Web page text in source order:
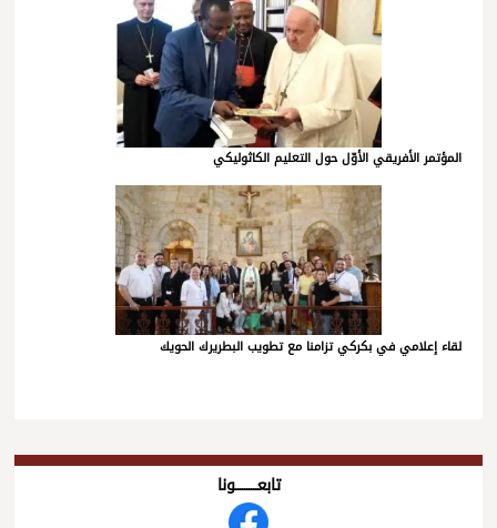
المؤتمر الأفريقي الأوّل حول التعليم الكاثوليكي
لقاء إعلامي في بكركي تزامنا مع تطويب البطريرك الحويك
تابعــــــــــونا